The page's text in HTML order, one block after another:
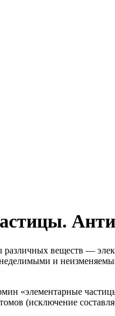
различных веществ —
и
«элементарные
(исключение